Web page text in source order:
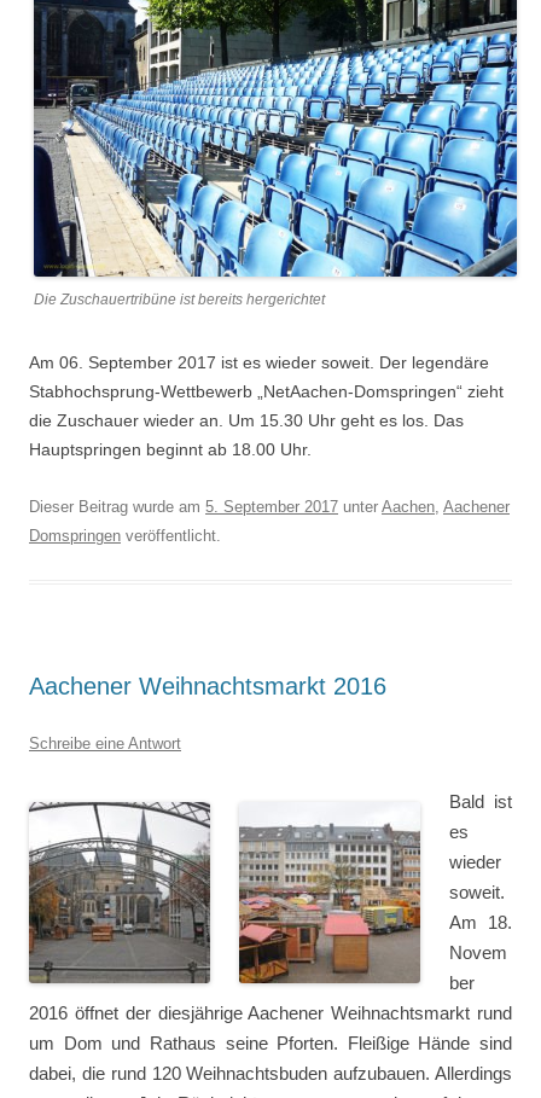
Die Zuschauertribüne ist bereits hergerichtet
Am 06. September 2017 ist es wieder soweit. Der legendäre
Stabhochsprung-Wettbewerb „NetAachen-Domspringen“ zieht
die Zuschauer wieder an. Um 15.30 Uhr geht es los. Das
Hauptspringen beginnt ab 18.00 Uhr.
Dieser Beitrag wurde am 5. September 2017 unter Aachen, Aachener
Domspringen veröffentlicht.
Aachener Weihnachtsmarkt 2016
Schreibe eine Antwort
Bald ist
es
wieder
soweit.
Am 18.
Novem
ber
2016 öffnet der diesjährige Aachener Weihnachtsmarkt rund
um Dom und Rathaus seine Pforten. Fleißige Hände sind
dabei, die rund 120 Weihnachtsbuden aufzubauen. Allerdings